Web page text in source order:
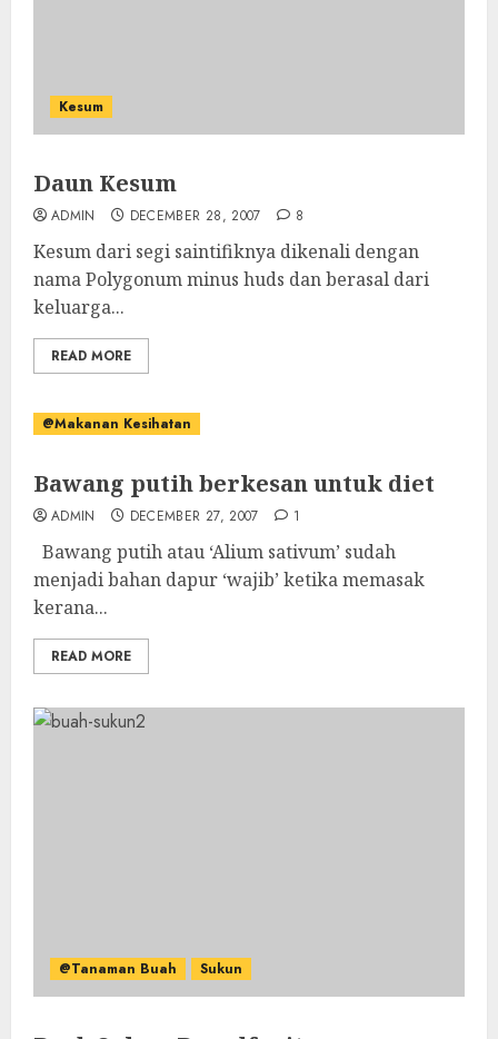
Kesum
Daun Kesum
ADMIN DECEMBER 28, 2007 8
Kesum dari segi saintifiknya dikenali dengan
nama Polygonum minus huds dan berasal dari
keluarga...
READ MORE
@Makanan Kesihatan
Bawang putih berkesan untuk diet
ADMIN DECEMBER 27, 2007 1
Bawang putih atau ‘Alium sativum’ sudah
menjadi bahan dapur ‘wajib’ ketika memasak
kerana...
READ MORE
@Tanaman Buah Sukun